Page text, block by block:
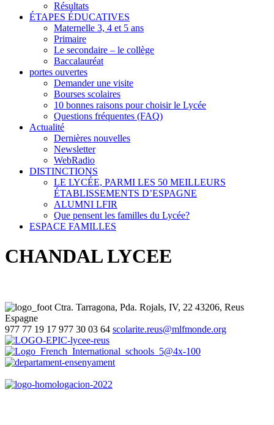
Résultats
ÉTAPES ÉDUCATIVES
Maternelle 3, 4 et 5 ans
Primaire
Le secondaire – le collège
Baccalauréat
portes ouvertes
Demander une visite
Bourses scolaires
10 bonnes raisons pour choisir le Lycée
Questions fréquentes (FAQ)
Actualité
Dernières nouvelles
Newsletter
WebRadio
DISTINCTIONS
LE LYCÉE, PARMI LES 50 MEILLEURS
ÉTABLISSEMENTS D’ESPAGNE
ALUMNI LFIR
Que pensent les familles du Lycée?
ESPACE FAMILLES
CHANDAL LYCEE
Ctra. Tarragona, Pda. Rojals, IV, 22 43206, Reus
Espagne
977 77 19 17 977 30 03 64 scolarite.reus@mlfmonde.org